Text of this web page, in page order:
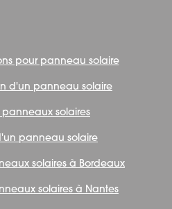
pour panneau solaire
d'un panneau solaire
panneaux solaires
panneau solaire
solaires à Bordeaux
solaires à Nantes